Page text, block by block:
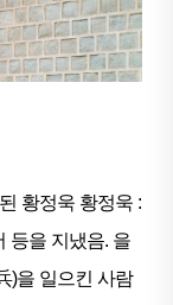
황정욱 황정욱 :
등을 지냈음. 을
)을 일으킨 사람